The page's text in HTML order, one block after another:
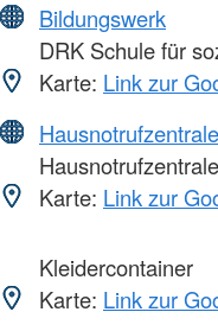
Bildungswerk
DRK Schule für
Karte: Link zur
Hausnotrufzentrale
Hausnotrufzentrale
Karte: Link zur
Kleidercontainer
Karte: Link zur